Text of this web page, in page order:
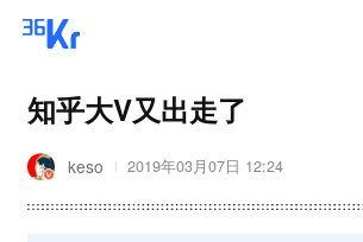
知乎大V又出走了
keso 2019年03月07日 12:24